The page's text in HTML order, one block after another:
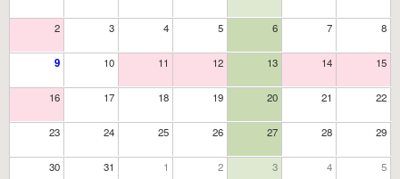
2 3 4 5 6 7 8
9 10 11 12 13 14 15
16 17 18 19 20 21 22
23 24 25 26 27 28 29
30 31 1 2 3 4 5